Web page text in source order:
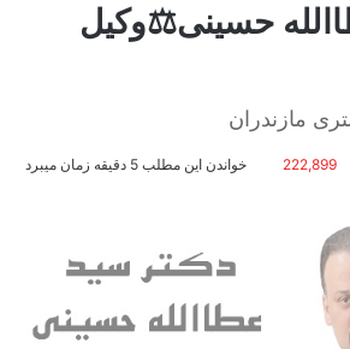
حسینی⚖️وکیل
مازندران
222,899 خواندن این مطلب 5 دقیقه زمان میبرد